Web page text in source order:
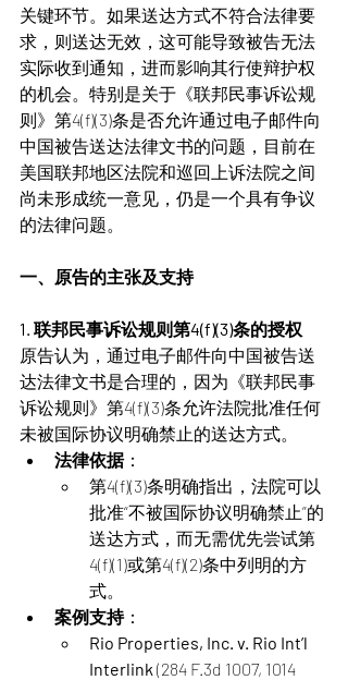
关键环节。如果送达方式不符合法律要
求，则送达无效，这可能导致被告无法
实际收到通知，进而影响其行使辩护权
的机会。特别是关于《联邦民事诉讼规
则》第4(f)(3)条是否允许通过电子邮件向
中国被告送达法律文书的问题，目前在
美国联邦地区法院和巡回上诉法院之间
尚未形成统一意见，仍是一个具有争议
的法律问题。
一、原告的主张及支持
1. 联邦民事诉讼规则第4(f)(3)条的授权
原告认为，通过电子邮件向中国被告送
达法律文书是合理的，因为《联邦民事
诉讼规则》第4(f)(3)条允许法院批准任何
未被国际协议明确禁止的送达方式。
法律依据：
第4(f)(3)条明确指出，法院可以
批准“不被国际协议明确禁止”的
送达方式，而无需优先尝试第
4(f)(1)或第4(f)(2)条中列明的方
式。
案例支持：
Rio Properties, Inc. v. Rio Int’l
Interlink (284 F.3d 1007, 1014